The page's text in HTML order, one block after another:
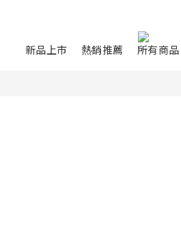
新品上市 熱銷推薦 所有商品